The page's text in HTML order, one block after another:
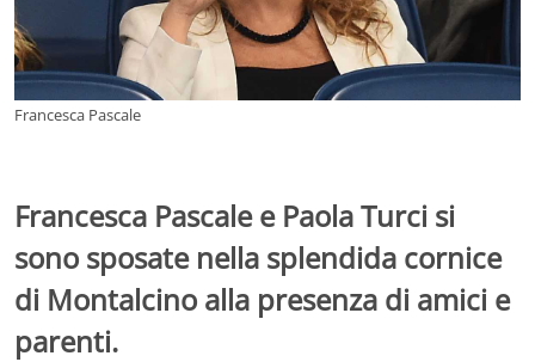
Francesca Pascale
Francesca Pascale e Paola Turci si
sono sposate nella splendida cornice
di Montalcino alla presenza di amici e
parenti.